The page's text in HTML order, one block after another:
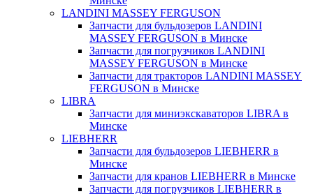
LANDINI MASSEY FERGUSON
Запчасти для бульдозеров LANDINI
MASSEY FERGUSON в Минске
Запчасти для погрузчиков LANDINI
MASSEY FERGUSON в Минске
Запчасти для тракторов LANDINI MASSEY
FERGUSON в Минске
LIBRA
Запчасти для миниэкскаваторов LIBRA в
Минске
LIEBHERR
Запчасти для бульдозеров LIEBHERR в
Минске
Запчасти для кранов LIEBHERR в Минске
Запчасти для погрузчиков LIEBHERR в